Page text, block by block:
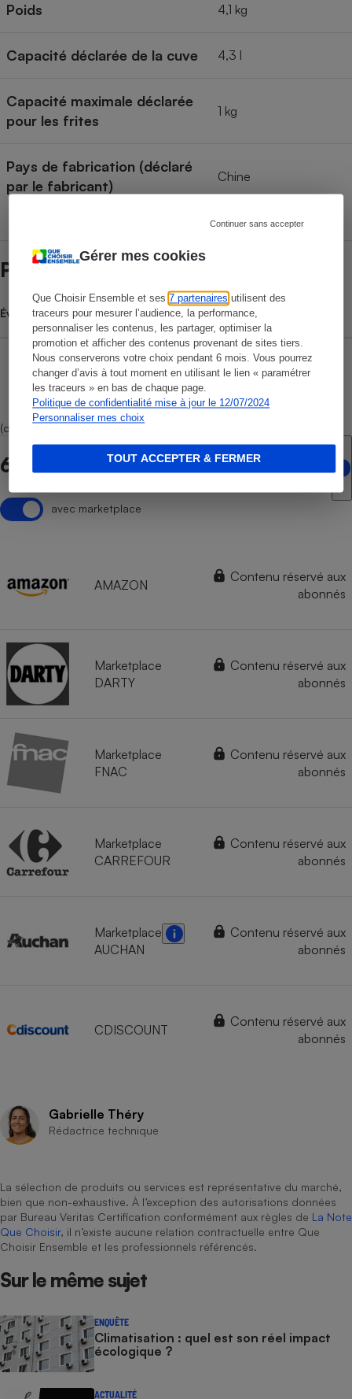
Gérer mes cookies
Que Choisir Ensemble et ses7 partenaires utilisent des
traceurs pour mesurer l’audience, la performance,
personnaliser les contenus, les partager, optimiser la
promotion et afficher des contenus provenant de sites tiers.
Nous conserverons votre choix pendant 6 mois. Vous pourrez
changer d’avis à tout moment en utilisant le lien « paramétrer
les traceurs » en bas de chaque page.
Politique de confidentialité mise à jour le 12/07/2024
Personnaliser mes choix
Continuer sans accepter
TOUT ACCEPTER & FERMER
Poids 4,1 kg
Capacité déclarée de la cuve 4,3 l
Capacité maximale déclarée
pour les frites
1 kg
Pays de fabrication (déclaré
par le fabricant)
Chine
Prix et magasins
Évolution du prix moyen
(dont 4 marketplaces)
6 points de vente en ligne
avec marketplace
AMAZON
Contenu réservé aux
abonnés
Marketplace
DARTY
Contenu réservé aux
abonnés
Marketplace
FNAC
Contenu réservé aux
abonnés
Marketplace
CARREFOUR
Contenu réservé aux
abonnés
Marketplace
AUCHAN
Contenu réservé aux
abonnés
CDISCOUNT
Contenu réservé aux
abonnés
Gabrielle Théry
Rédactrice technique
La sélection de produits ou services est représentative du marché,
bien que non-exhaustive. À l’exception des autorisations données
par Bureau Veritas Certification conformément aux règles de La Note
Que Choisir, il n’existe aucune relation contractuelle entre Que
Choisir Ensemble et les professionnels référencés.
Sur le même sujet
ENQUÊTE
Climatisation : quel est son réel impact
écologique ?
ACTUALITÉ